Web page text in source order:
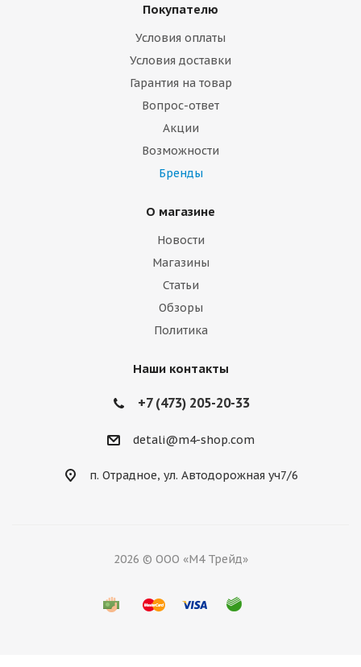
Покупателю
Условия оплаты
Условия доставки
Гарантия на товар
Вопрос-ответ
Акции
Возможности
Бренды
О магазине
Новости
Магазины
Статьи
Обзоры
Политика
Наши контакты
+7 (473) 205-20-33
detali@m4-shop.com
п. Отрадное, ул. Автодорожная уч7/6
2026 © ООО «М4 Трейд»